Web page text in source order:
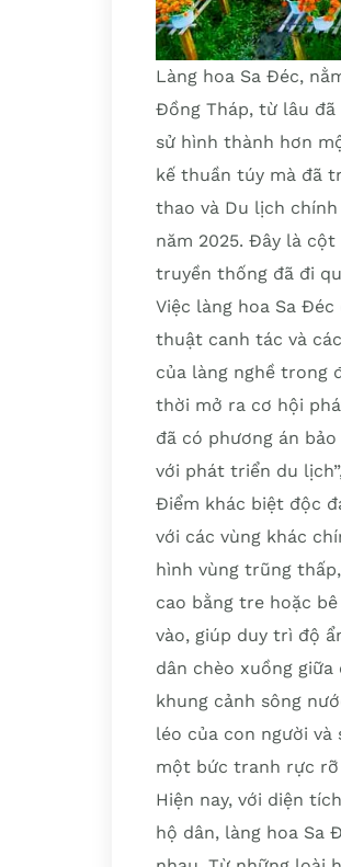
Làng hoa Sa Đéc,
Đồng Tháp, từ lâu đã
sử hình thành hơn
kế thuần túy mà đã
thao và Du lịch
năm 2025. Đây là
truyền thống đã đi
Việc làng hoa Sa
thuật canh tác và
của làng nghề trong
thời mở ra cơ hội
đã có phương án
với phát triển du
Điểm khác biệt độc
với các vùng khác
hình vùng trũng
cao bằng tre hoặc
vào, giúp duy trì độ
dân chèo xuồng
khung cảnh sông
léo của con người
một bức tranh rực rỡ
Hiện nay, với diện
hộ dân, làng hoa Sa